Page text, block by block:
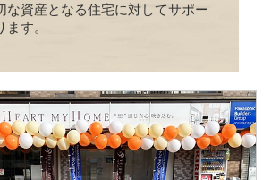
な資産となる住宅に対してサポー
す。